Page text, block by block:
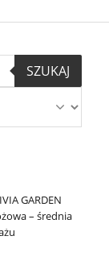
SZUKAJ
GARDEN
– średnia